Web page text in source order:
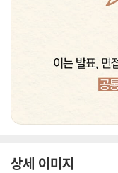
상세 이미지